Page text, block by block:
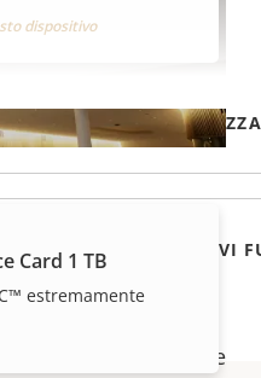
semplici e
di combinare
dispositivo
Card 1 TB
estremamente
MOSTRA DISPOSITIVI